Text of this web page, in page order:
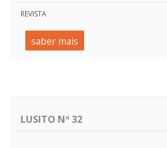
REVISTA
saber mais
LUSITO Nº 32